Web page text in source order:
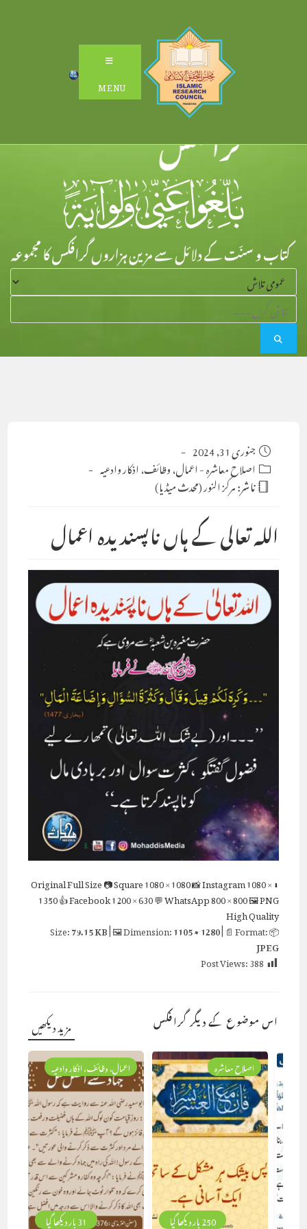
MENU
Post
published:
جنوری 31, 2024
Post
category:
اصلاح معاشرہ-اعمال، وظائف، اذکار وادعیہ
ناشر:مرکز النور (محدث میڈیا)
اللہ تعالی کے ہاں ناپسندیدہ اعمال
⬇ Original
Full Size📷 Square1080 × 1080📸 Instagram1080 ×
1350👍 Facebook1200 × 630💬 WhatsApp800 × 800🖼 PNG
High Quality
📦 Size:
79.15 KB| 🖼 Dimension:1105 × 1280| 📄 Format:
JPEG
Post Views:388
اس موضوع کے دیگر گرافکس مزید دیکھیں
250 بار دیکھا گیا
اصلاح معاشرہ
31 بار دیکھا گیا
اعمال، وظائف، اذکار وادعیہ